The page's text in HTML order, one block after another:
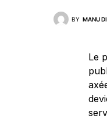
BY MANU
Le